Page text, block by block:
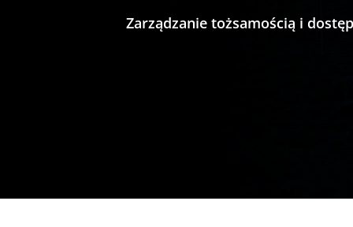
Zarządzanie tożsamością i